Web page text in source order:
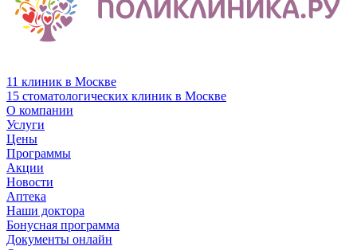
11 клиник в Москве
15 стоматологических клиник в Москве
О компании
Услуги
Цены
Программы
Акции
Новости
Аптека
Наши доктора
Бонусная программа
Документы онлайн